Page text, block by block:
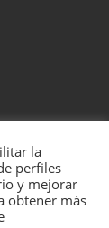
Familias
lucro, inscrita
con
la
perfiles
y mejorar
obtener más